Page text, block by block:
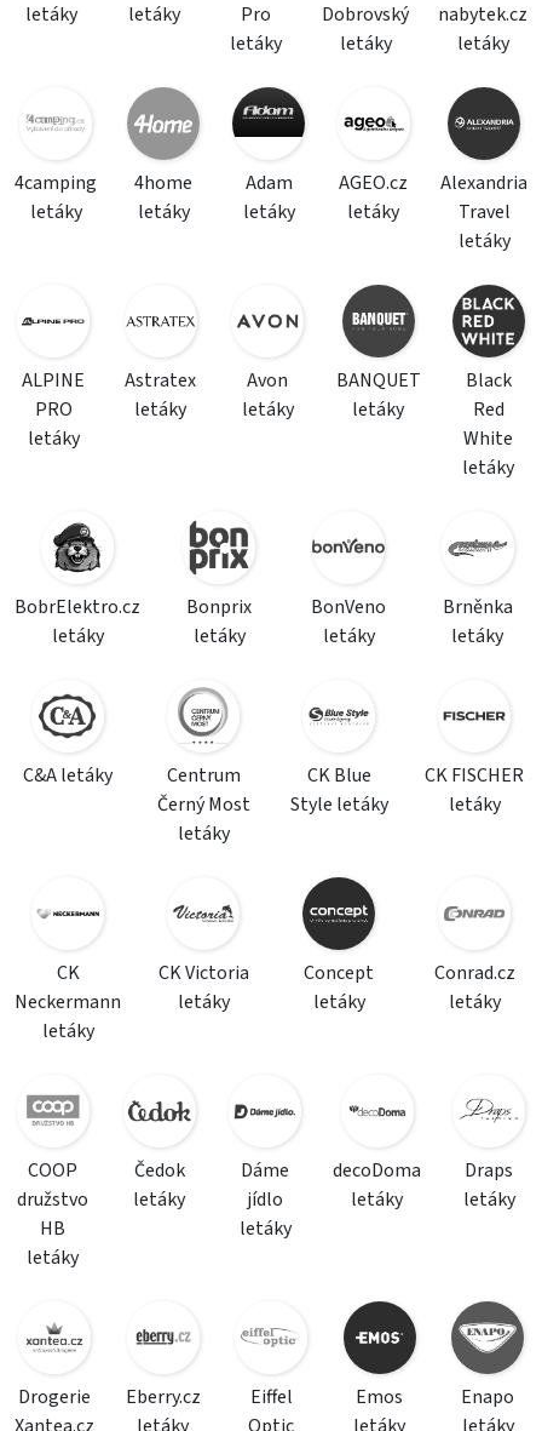
letáky
letáky
Pro
letáky
Dobrovský
letáky
nabytek.cz
letáky
4camping
letáky
4home
letáky
Adam
letáky
AGEO.cz
letáky
Alexandria
Travel
letáky
ALPINE
PRO
letáky
Astratex
letáky
Avon
letáky
BANQUET
letáky
Black
Red
White
letáky
BobrElektro.cz
letáky
Bonprix
letáky
BonVeno
letáky
Brněnka
letáky
C&A letáky
Centrum
Černý Most
letáky
CK Blue
Style letáky
CK FISCHER
letáky
CK
Neckermann
letáky
CK Victoria
letáky
Concept
letáky
Conrad.cz
letáky
COOP
družstvo
HB
letáky
Čedok
letáky
Dáme
jídlo
letáky
decoDoma
letáky
Draps
letáky
Drogerie
Eberry.cz
Eiffel
Emos
Enapo